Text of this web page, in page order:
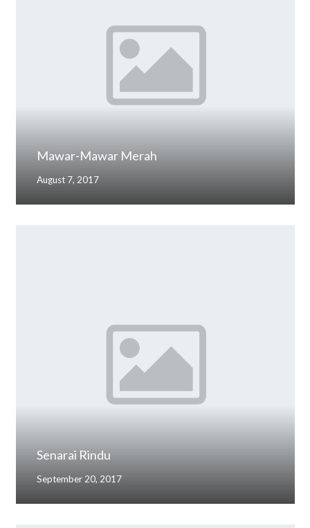
Mawar-Mawar Merah
August 7, 2017
Senarai Rindu
September 20, 2017